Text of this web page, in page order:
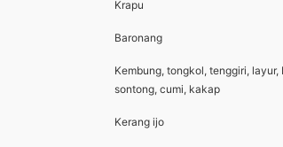
Krapu
Baronang
Kembung, tongkol, tenggiri,
sontong, cumi, kakap
Kerang ijo